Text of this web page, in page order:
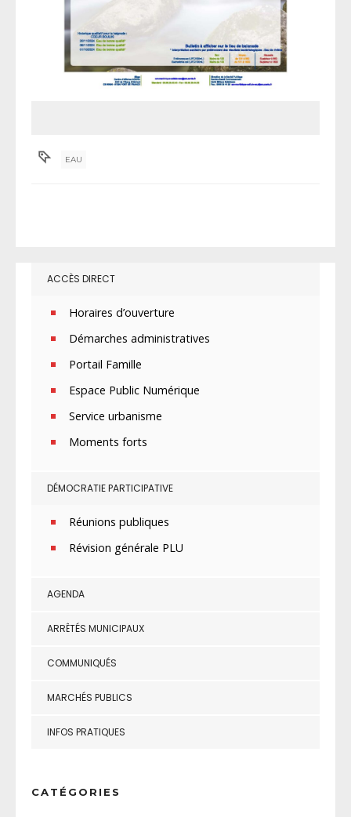
EAU
ACCÈS DIRECT
Horaires d’ouverture
Démarches administratives
Portail Famille
Espace Public Numérique
Service urbanisme
Moments forts
DÉMOCRATIE PARTICIPATIVE
Réunions publiques
Révision générale PLU
AGENDA
ARRÊTÉS MUNICIPAUX
COMMUNIQUÉS
MARCHÉS PUBLICS
INFOS PRATIQUES
CATÉGORIES